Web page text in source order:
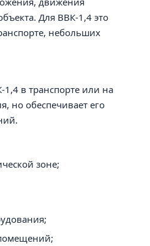
Для ВВК-1,4 это
небольших
в транспорте или на
но обеспечивает его
зоне;